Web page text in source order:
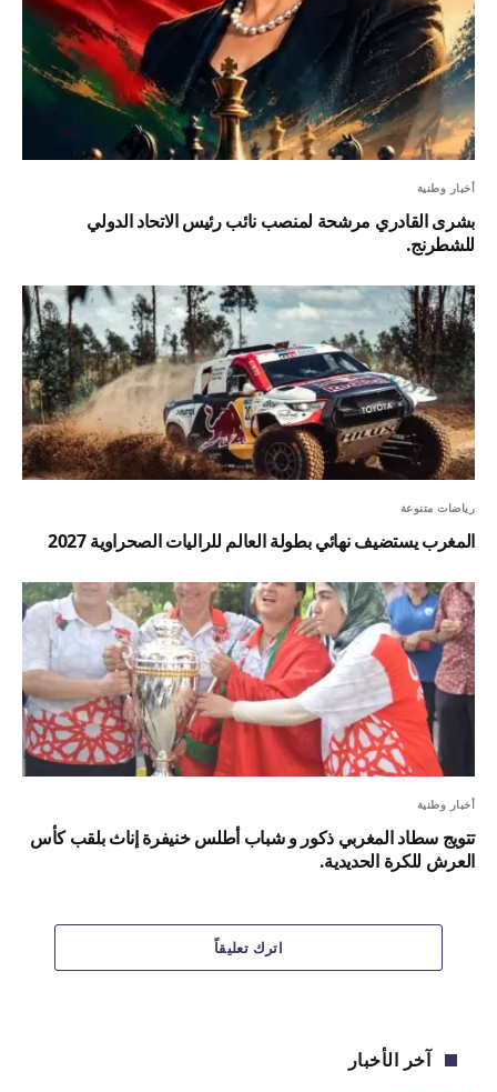
أخبار وطنية
بشرى القادري مرشحة لمنصب نائب رئيس الاتحاد الدولي
للشطرنج.
رياضات متنوعة
المغرب يستضيف نهائي بطولة العالم للراليات الصحراوية 2027
أخبار وطنية
تتويج سطاد المغربي ذكور و شباب أطلس خنيفرة إناث بلقب كأس
العرش للكرة الحديدية.
اترك تعليقاً
آخر الأخبار